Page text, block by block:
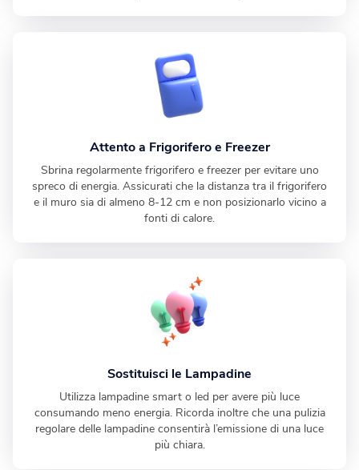
Attento a Frigorifero e Freezer
Sbrina regolarmente frigorifero e freezer per evitare uno
spreco di energia. Assicurati che la distanza tra il frigorifero
e il muro sia di almeno 8-12 cm e non posizionarlo vicino a
fonti di calore.
Sostituisci le Lampadine
Utilizza lampadine smart o led per avere più luce
consumando meno energia. Ricorda inoltre che una pulizia
regolare delle lampadine consentirà l’emissione di una luce
più chiara.